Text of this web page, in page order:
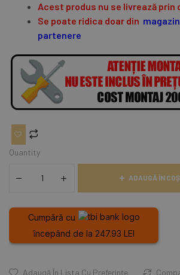
Acest produs nu se livrează prin
Se poate ridica doar din
partenere
Quantity
ADAUGĂ ÎN COȘ
Cumpără cu
începând de la 247.93 LEI
Adaugă În Lista Cu Preferințe